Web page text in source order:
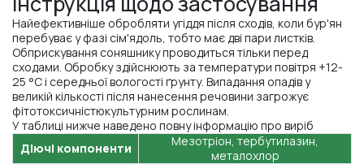
Найефективніше обробляти угіддя після сходів, коли бур'ян
перебуває у фазі сім'ядоль, тобто має дві пари листків.
Обприскування соняшнику проводиться тільки перед
сходами. Обробку здійснюють за температури повітря +12-
25 °C і середньої вологості ґрунту. Випадання опадів у
великій кількості після нанесення речовини загрожує
фітотоксичністюкультурним рослинам.
У таблиці нижче наведено повну інформацію про виріб
Діючі компоненти
Мезотріон, тербутилазин,
металохлор